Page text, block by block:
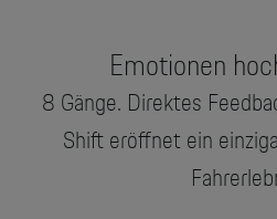
Emotionen
8 Gänge. Direktes
Shift eröffnet ein